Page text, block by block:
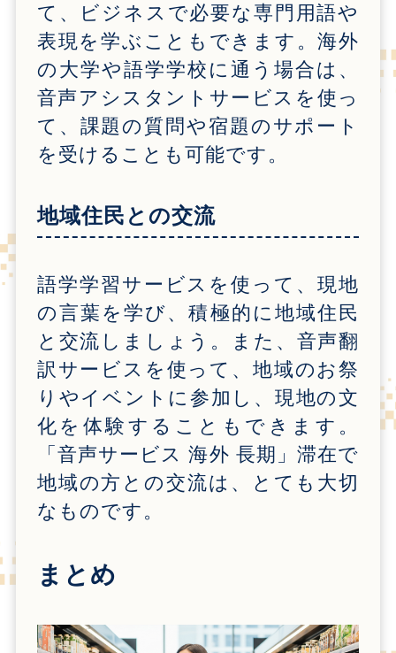
て、ビジネスで必要な専門用語や
表現を学ぶこともできます。海外
の大学や語学学校に通う場合は、
音声アシスタントサービスを使っ
て、課題の質問や宿題のサポート
を受けることも可能です。
地域住民との交流
語学学習サービスを使って、現地
の言葉を学び、積極的に地域住民
と交流しましょう。また、音声翻
訳サービスを使って、地域のお祭
りやイベントに参加し、現地の文
化を体験することもできます。
「音声サービス 海外 長期」滞在で
地域の方との交流は、とても大切
なものです。
まとめ